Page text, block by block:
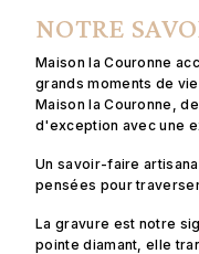
NOTRE
Maison la Couronne
grands moments de
Maison la Couronne,
d'exception avec une
Un savoir-faire
pensées pour
La gravure est notre
pointe diamant, elle